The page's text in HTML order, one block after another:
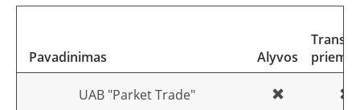
Pavadinimas Alyvos
UAB "Parket Trade"